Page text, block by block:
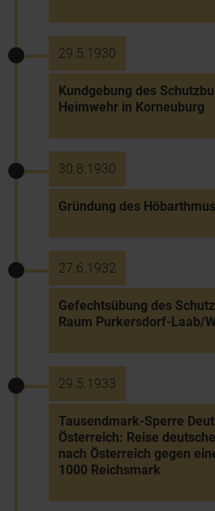
29.5.1930
Kundgebung des
Heimwehr in Korneuburg
30.8.1930
Gründung des
27.6.1932
Gefechtsübung des
Raum Purkersdorf-Laab/
29.5.1933
Tausendmark-Sperre
Österreich: Reise
nach Österreich gegen
1000 Reichsmark